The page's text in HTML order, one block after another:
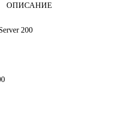
ОПИСАНИЕ
200